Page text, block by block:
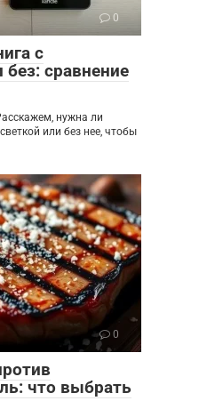
0
с
без: сравнение
нужна ли
или без нее, чтобы
0
что выбрать